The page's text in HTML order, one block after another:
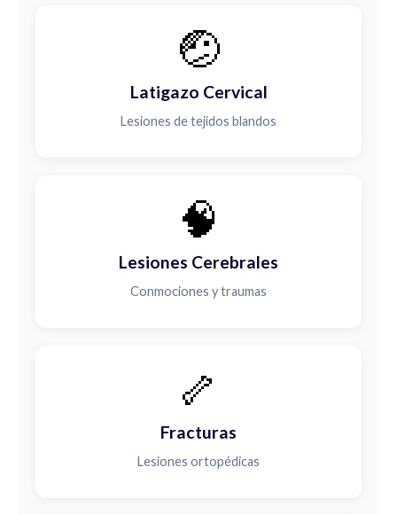
🤕
Latigazo Cervical
Lesiones de tejidos blandos
🧠
Lesiones Cerebrales
Conmociones y traumas
🦴
Fracturas
Lesiones ortopédicas